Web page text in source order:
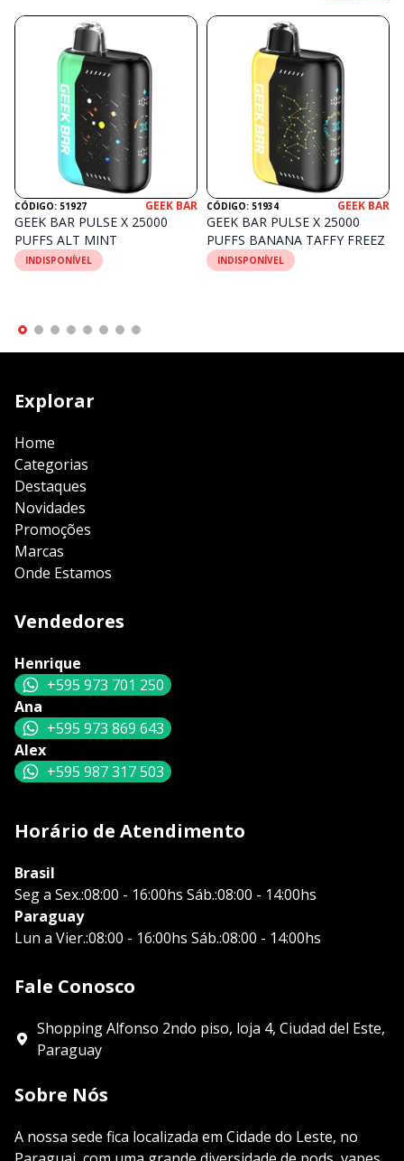
CÓDIGO: 51927 GEEK BAR
GEEK BAR PULSE X 25000
PUFFS ALT MINT
INDISPONÍVEL
CÓDIGO: 51934 GEEK BAR
GEEK BAR PULSE X 25000
PUFFS BANANA TAFFY FREEZ
INDISPONÍVEL
Explorar
Home
Categorias
Destaques
Novidades
Promoções
Marcas
Onde Estamos
Vendedores
Henrique
+595 973 701 250
Ana
+595 973 869 643
Alex
+595 987 317 503
Horário de Atendimento
Brasil
Seg a Sex.:08:00 - 16:00hs Sáb.:08:00 - 14:00hs
Paraguay
Lun a Vier.:08:00 - 16:00hs Sáb.:08:00 - 14:00hs
Fale Conosco
Shopping Alfonso 2ndo piso, loja 4, Ciudad del Este,
Paraguay
Sobre Nós
A nossa sede fica localizada em Cidade do Leste, no